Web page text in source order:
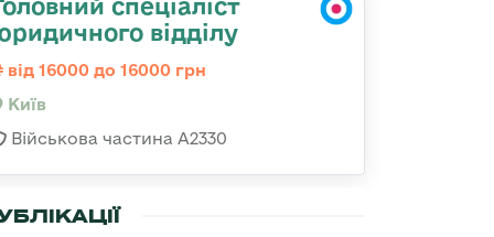
спеціаліст
відділу
від 16000 до 16000 грн
Київ
Військова частина A2330